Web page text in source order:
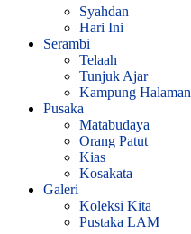
Syahdan
Hari Ini
Serambi
Telaah
Tunjuk Ajar
Kampung Halaman
Pusaka
Matabudaya
Orang Patut
Kias
Kosakata
Galeri
Koleksi Kita
Pustaka LAM